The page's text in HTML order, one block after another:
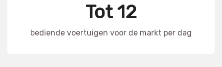
Tot 12
bediende voertuigen voor de markt per dag